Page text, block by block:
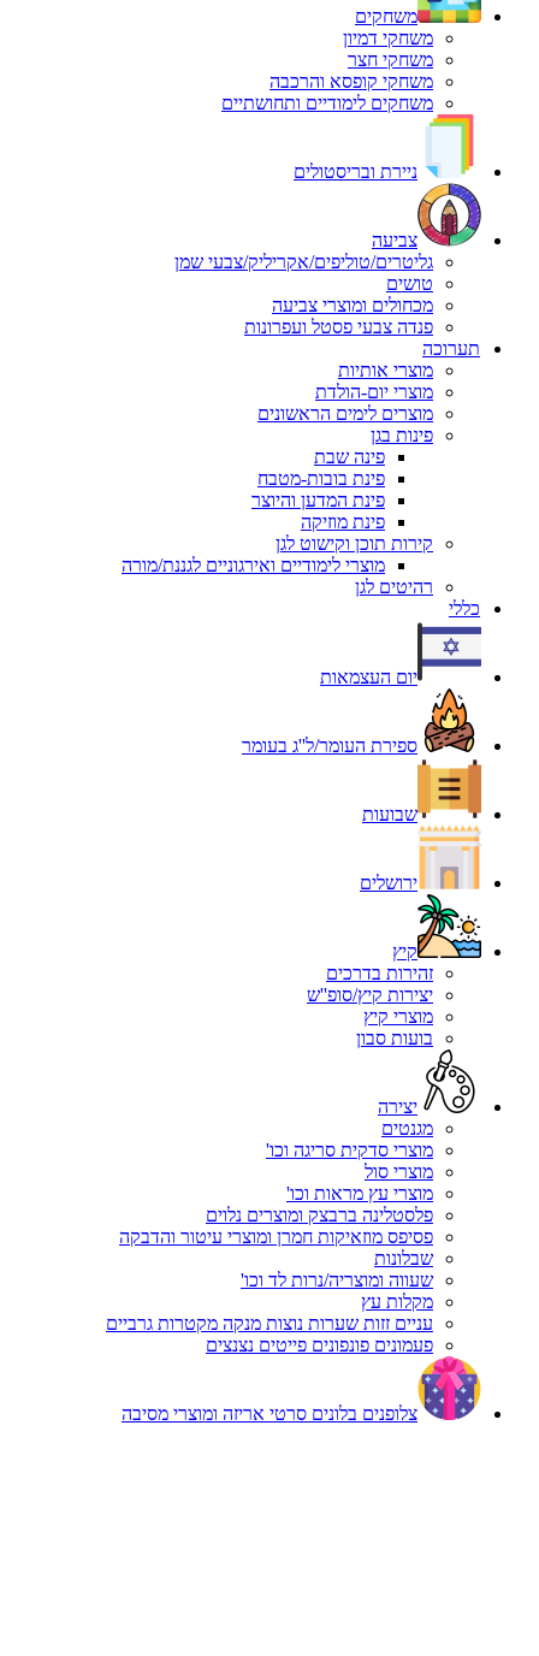
משחקים
משחקי דמיון
משחקי חצר
משחקי קופסא והרכבה
משחקים לימודיים ותחושתיים
ניירת ובריסטולים
צביעה
גליטרים/טוליפים/אקריליק/צבעי שמן
טושים
מכחולים ומוצרי צביעה
פנדה צבעי פסטל ועפרונות
תערוכה
מוצרי אותיות
מוצרי יום-הולדת
מוצרים לימים הראשונים
פינות בגן
פינה שבת
פינת בובות-מטבח
פינת המדען והיוצר
פינת מוזיקה
קירות תוכן וקישוט לגן
מוצרי לימודיים ואירגוניים לגננת/מורה
רהיטים לגן
כללי
יום העצמאות
ספירת העומר/ל''ג בעומר
שבועות
ירושלים
קיץ
זהירות בדרכים
יצירות קיץ/סופ''ש
מוצרי קיץ
בועות סבון
יצירה
מגנטים
מוצרי סדקית סריגה וכו'
מוצרי סול
מוצרי עץ מראות וכו'
פלסטלינה ברבצק ומוצרים נלוים
פסיפס מוזאיקות חמרן ומוצרי עיטור והדבקה
שבלונות
שעווה ומוצריה/נרות לד וכו'
מקלות עץ
עניים זזות שערות נוצות מנקה מקטרות גרביים
פעמונים פונפונים פייטים נצנצים
צלופנים בלונים סרטי אריזה ומוצרי מסיבה